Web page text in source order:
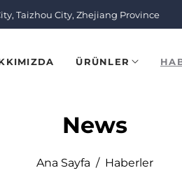
Taizhou City, Zhejiang Province
ÜRÜNLER
Ana Sayfa / Haberler
News